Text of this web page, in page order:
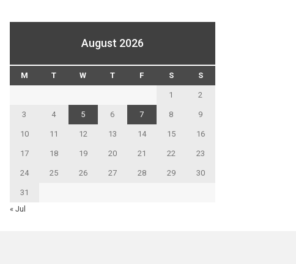
August 2026
M T W T F S S
1 2
3 4 5 6 7 8 9
10 11 12 13 14 15 16
17 18 19 20 21 22 23
24 25 26 27 28 29 30
31
« Jul